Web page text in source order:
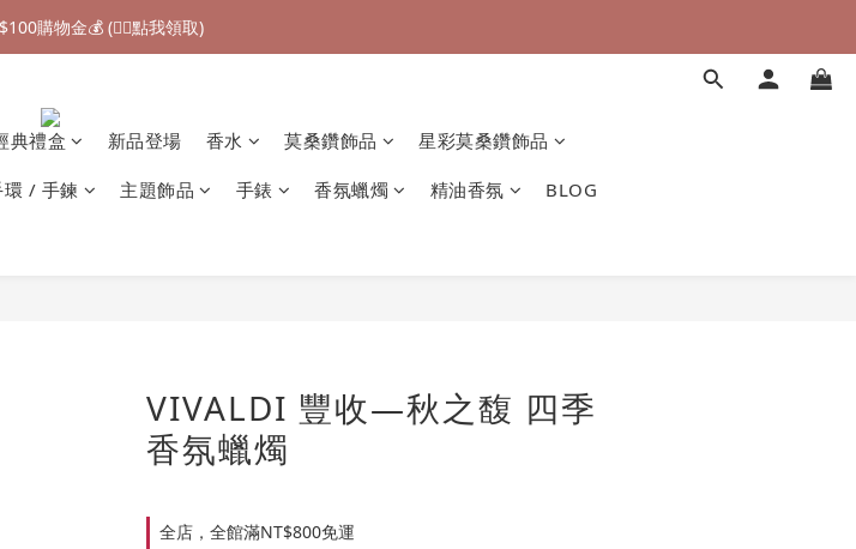
購物金💰 (👉🏻點我領取)
❤85折起 (👉🏻點我探索)
典禮盒 新品登場 香水 莫桑鑽飾品 星彩莫桑鑽飾品
環 / 手鍊 主題飾品 手錶 香氛蠟燭 精油香氛 BLOG
VIVALDI 豐收—秋之馥 四季
香氛蠟燭
全店，全館滿NT$800免運